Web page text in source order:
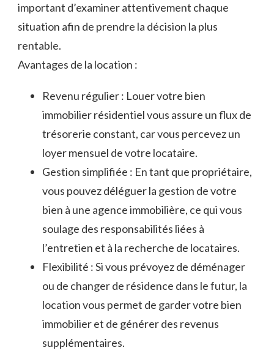
important d’examiner attentivement chaque
situation afin de⁣ prendre la décision la plus
rentable.
Avantages de la location :
Revenu régulier : ⁣Louer votre bien
⁢immobilier⁤ résidentiel vous assure un flux de
trésorerie constant, car vous percevez un
loyer mensuel de votre⁤ locataire.
Gestion simplifiée : En tant que propriétaire,
vous pouvez déléguer la ⁣gestion de votre
bien à une agence immobilière,‍ ce qui vous
soulage ⁣des responsabilités ⁢liées à
l’entretien et à la recherche de locataires.
Flexibilité :​ Si⁤ vous prévoyez de déménager
ou de changer de résidence dans le futur, la
location vous permet de garder votre bien
immobilier et de​ générer des revenus
supplémentaires.